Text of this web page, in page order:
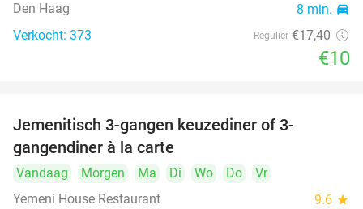
Den Haag 8 min. directions_car
Verkocht: 373 Regulier €17,40
€10
Jemenitisch 3-gangen keuzediner of 3-
gangendiner à la carte
Vandaag Morgen Ma Di Wo Do
Vr
Yemeni House Restaurant
9.6 star